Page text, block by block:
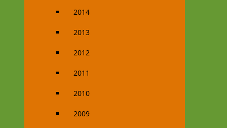
2014
2013
2012
2011
2010
2009